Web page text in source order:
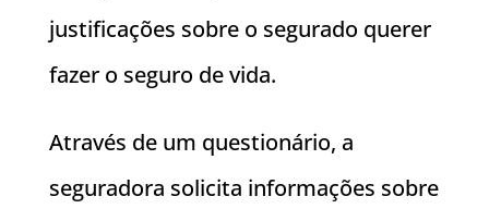
justificações sobre o segurado querer
fazer o seguro de vida.
Através de um questionário, a
seguradora solicita informações sobre